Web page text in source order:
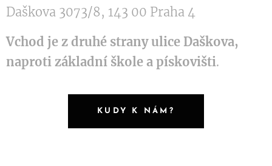
Daškova 3073/8, 143 00 Praha 4
Vchod je z druhé strany ulice Daškova,
naproti základní škole a pískovišti.
KUDY K NÁM?